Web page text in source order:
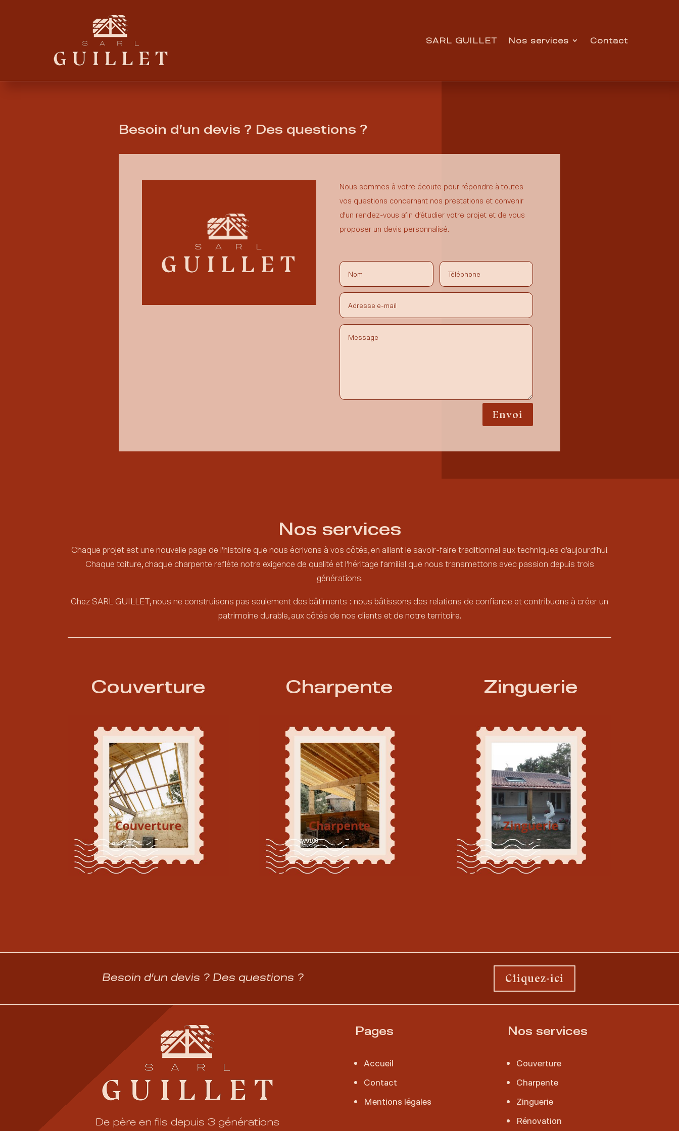
SARL GUILLET Nos services Contact
Besoin d’un devis ? Des questions ?
Nous sommes à votre écoute pour répondre à toutes
vos questions concernant nos prestations et convenir
d’un rendez-vous afin d’étudier votre projet et de vous
proposer un devis personnalisé.
Envoi
Nos services
Chaque projet est une nouvelle page de l’histoire que nous écrivons à vos côtés, en alliant le savoir-faire traditionnel aux techniques d’aujourd’hui.
Chaque toiture, chaque charpente reflète notre exigence de qualité et l’héritage familial que nous transmettons avec passion depuis trois
générations.
Chez SARL GUILLET, nous ne construisons pas seulement des bâtiments : nous bâtissons des relations de confiance et contribuons à créer un
patrimoine durable, aux côtés de nos clients et de notre territoire.
Couverture Charpente Zinguerie
Besoin d’un devis ? Des questions ? Cliquez-ici
De père en fils depuis 3 générations
Pages
Accueil
Contact
Mentions légales
Nos services
Couverture
Charpente
Zinguerie
Rénovation